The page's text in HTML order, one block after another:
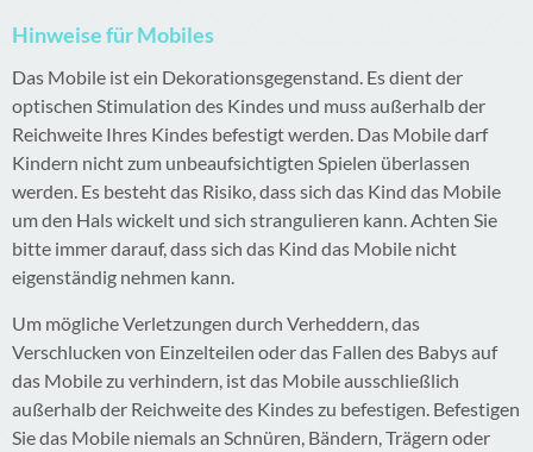
Hinweise für Mobiles
Das Mobile ist ein Dekorationsgegenstand. Es dient der
optischen Stimulation des Kindes und muss außerhalb der
Reichweite Ihres Kindes befestigt werden. Das Mobile darf
Kindern nicht zum unbeaufsichtigten Spielen überlassen
werden. Es besteht das Risiko, dass sich das Kind das Mobile
um den Hals wickelt und sich strangulieren kann. Achten Sie
bitte immer darauf, dass sich das Kind das Mobile nicht
eigenständig nehmen kann.
Um mögliche Verletzungen durch Verheddern, das
Verschlucken von Einzelteilen oder das Fallen des Babys auf
das Mobile zu verhindern, ist das Mobile ausschließlich
außerhalb der Reichweite des Kindes zu befestigen. Befestigen
Sie das Mobile niemals an Schnüren, Bändern, Trägern oder